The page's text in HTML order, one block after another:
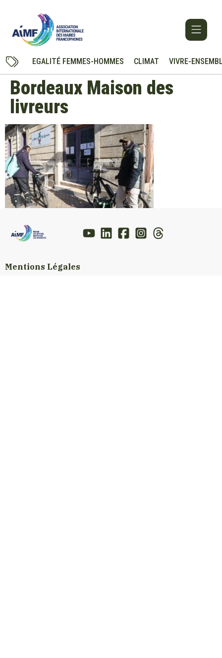
EGALITÉ FEMMES-HOMMES CLIMAT VIVRE-
Bordeaux Maison des
livreurs
Mentions Légales